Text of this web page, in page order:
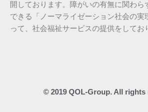
開しております。障がいの有無に関わら
できる「ノーマライゼーション社会の実
って、社会福祉サービスの提供をしてお
© 2019 QOL-Group. All rights